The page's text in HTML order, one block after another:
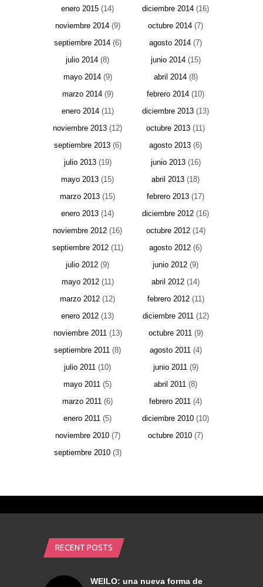
enero 2015 (14) diciembre 2014 (16)
noviembre 2014(9) octubre 2014 (7)
septiembre 2014(6) agosto 2014 (7)
julio 2014 (8) junio 2014(15)
mayo 2014(9) abril 2014(8)
marzo 2014(9) febrero 2014 (10)
enero 2014(11) diciembre 2013 (13)
noviembre 2013 (12) octubre 2013 (11)
septiembre 2013(6) agosto 2013 (6)
julio 2013(19) junio 2013(16)
mayo 2013 (15) abril 2013 (18)
marzo 2013 (15) febrero 2013 (17)
enero 2013 (14) diciembre 2012 (16)
noviembre 2012 (16) octubre 2012(14)
septiembre 2012(11) agosto 2012 (6)
julio 2012 (9) junio 2012 (9)
mayo 2012(11) abril 2012 (14)
marzo 2012 (12) febrero 2012(11)
enero 2012 (13) diciembre 2011(12)
noviembre 2011(13) octubre 2011(9)
septiembre 2011 (8) agosto 2011(4)
julio 2011 (10) junio 2011(9)
mayo 2011 (5) abril 2011 (8)
marzo 2011 (6) febrero 2011 (4)
enero 2011 (5) diciembre 2010 (10)
noviembre 2010(7) octubre 2010 (7)
septiembre 2010(3)
RECENT POSTS
WEILO: una nueva forma de